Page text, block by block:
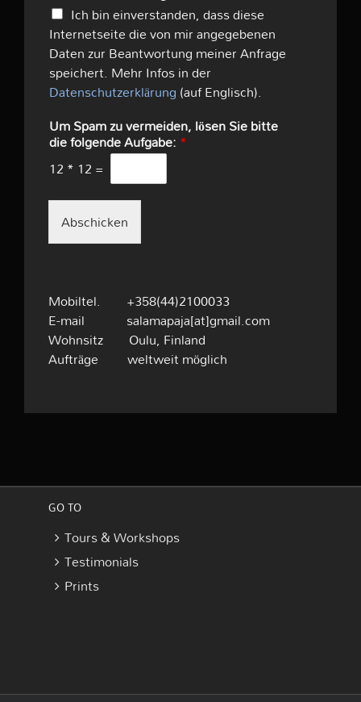
Ich bin einverstanden, dass diese
Internetseite die von mir angegebenen
Daten zur Beantwortung meiner Anfrage
speichert. Mehr Infos in der
Datenschutzerklärung(auf Englisch).
Um Spam zu vermeiden, lösen Sie bitte
die folgende Aufgabe:*
12* 12=
Abschicken
Mobiltel. +358(44)2100033
E-mail salamapaja[at]gmail.com
Wohnsitz Oulu, Finland
Aufträge weltweit möglich
GO TO
Tours & Workshops
Testimonials
Prints